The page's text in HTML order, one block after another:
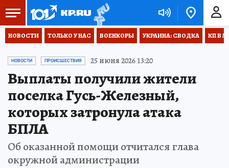
НОВОСТИ ТОЛЬКО У НАС ВОЕНКОРЫ УКРАИНА: СВОДКА КП В
НОВОСТИ ПРОИСШЕСТВИЯ 25 июня 2026 13:20
Выплаты получили жители
поселка Гусь-Железный,
которых затронула атака
БПЛА
Об оказанной помощи отчитался глава
окружной администрации